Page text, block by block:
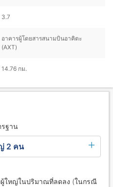
3.7
อาคารผู้โดยสารสนามบินอาคิตะ
(AXT)
14.76 กม.
ฐาน
2 คน
ใหญ่ในปริมาณที่ลดลง (ในกรณี